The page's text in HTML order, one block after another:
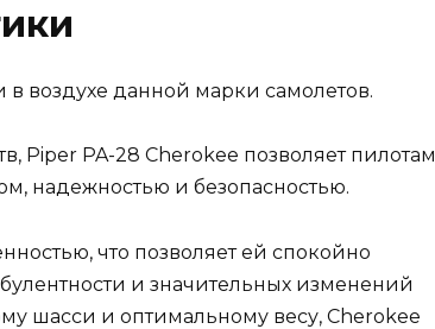
воздухе данной марки самолетов.
Piper PA-28 Cherokee позволяет пилотам
надежностью и безопасностью.
что позволяет ей спокойно
и значительных изменений
шасси и оптимальному весу, Cherokee